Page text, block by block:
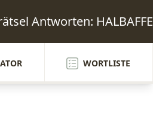
Antworten: HALBAFFE
WORTLISTE